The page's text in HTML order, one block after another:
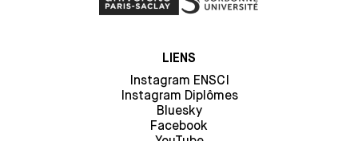
LIENS
Instagram ENSCI
Instagram Diplômes
Bluesky
Facebook